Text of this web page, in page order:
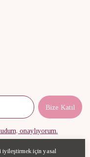
iyileştirmek için yasal
Bize Katıl
onaylıyorum.